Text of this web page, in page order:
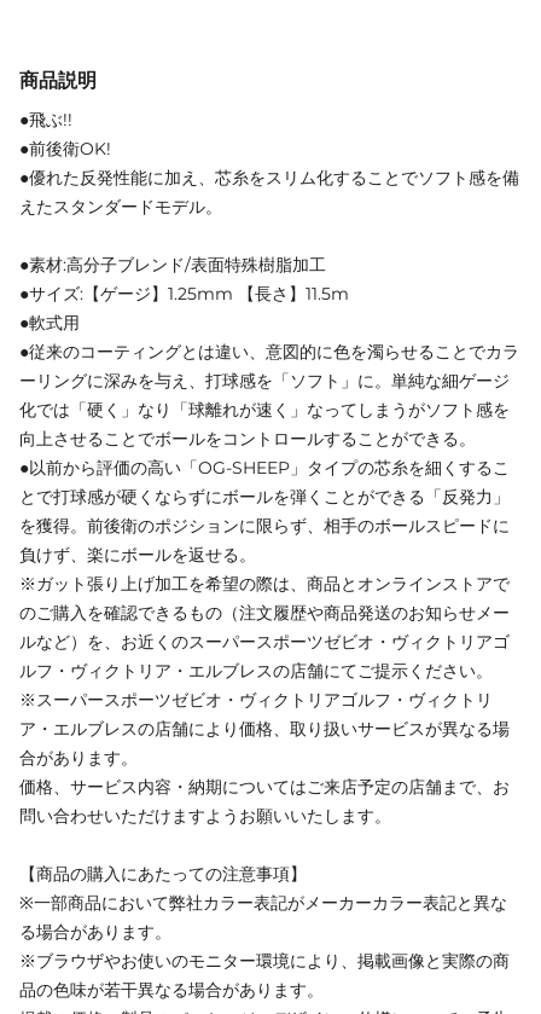
商品説明
●飛ぶ!!
●前後衛OK!
●優れた反発性能に加え、芯糸をスリム化することでソフト感を備
えたスタンダードモデル。
●素材:高分子ブレンド/表面特殊樹脂加工
●サイズ:【ゲージ】1.25mm 【長さ】11.5m
●軟式用
●従来のコーティングとは違い、意図的に色を濁らせることでカラ
ーリングに深みを与え、打球感を「ソフト」に。単純な細ゲージ
化では「硬く」なり「球離れが速く」なってしまうがソフト感を
向上させることでボールをコントロールすることができる。
●以前から評価の高い「OG-SHEEP」タイプの芯糸を細くするこ
とで打球感が硬くならずにボールを弾くことができる「反発力」
を獲得。前後衛のポジションに限らず、相手のボールスピードに
負けず、楽にボールを返せる。
※ガット張り上げ加工を希望の際は、商品とオンラインストアで
のご購入を確認できるもの（注文履歴や商品発送のお知らせメー
ルなど）を、お近くのスーパースポーツゼビオ・ヴィクトリアゴ
ルフ・ヴィクトリア・エルブレスの店舗にてご提示ください。
※スーパースポーツゼビオ・ヴィクトリアゴルフ・ヴィクトリ
ア・エルブレスの店舗により価格、取り扱いサービスが異なる場
合があります。
価格、サービス内容・納期についてはご来店予定の店舗まで、お
問い合わせいただけますようお願いいたします。
【商品の購入にあたっての注意事項】
※一部商品において弊社カラー表記がメーカーカラー表記と異な
る場合があります。
※ブラウザやお使いのモニター環境により、掲載画像と実際の商
品の色味が若干異なる場合があります。